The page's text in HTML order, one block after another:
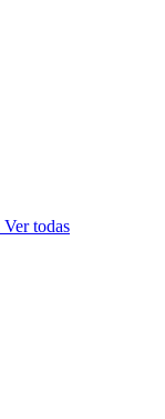
Ver todas